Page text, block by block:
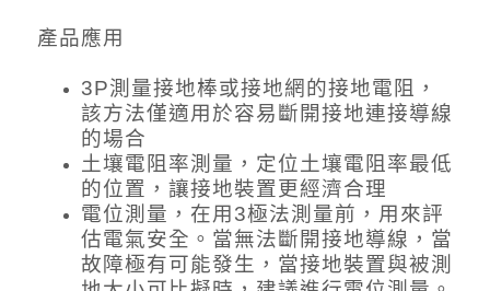
產品應用
3P測量接地棒或接地網的接地電阻，
該方法僅適用於容易斷開接地連接導線
的場合
土壤電阻率測量，定位土壤電阻率最低
的位置，讓接地裝置更經濟合理
電位測量，在用3極法測量前，用來評
估電氣安全。當無法斷開接地導線，當
故障極有可能發生，當接地裝置與被測